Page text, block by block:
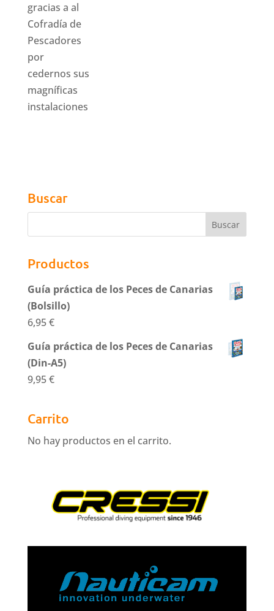
gracias a al
Cofradía de
Pescadores
por
cedernos sus
magníficas
instalaciones
Buscar
Productos
Guía práctica de los Peces de Canarias
(Bolsillo)
6,95€
Guía práctica de los Peces de Canarias
(Din-A5)
9,95€
Carrito
No hay productos en el carrito.